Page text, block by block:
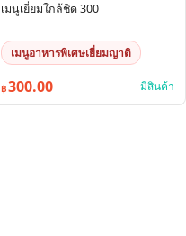
เมนูเยี่ยมใกล้ชิด 300
เมนูอาหารพิเศษเยี่ยมญาติ
฿300.00 มีสินค้า